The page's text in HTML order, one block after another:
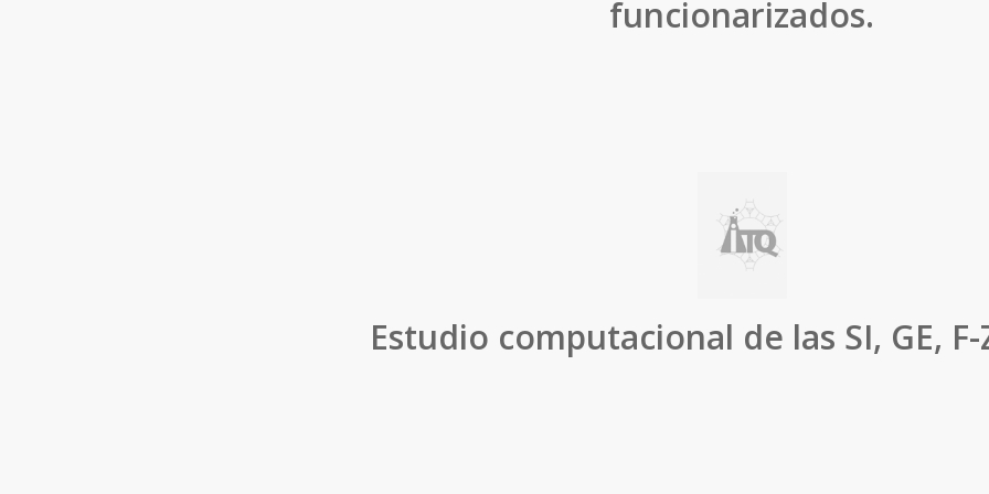
funcionarizados.
Estudio computacional de las SI, GE,